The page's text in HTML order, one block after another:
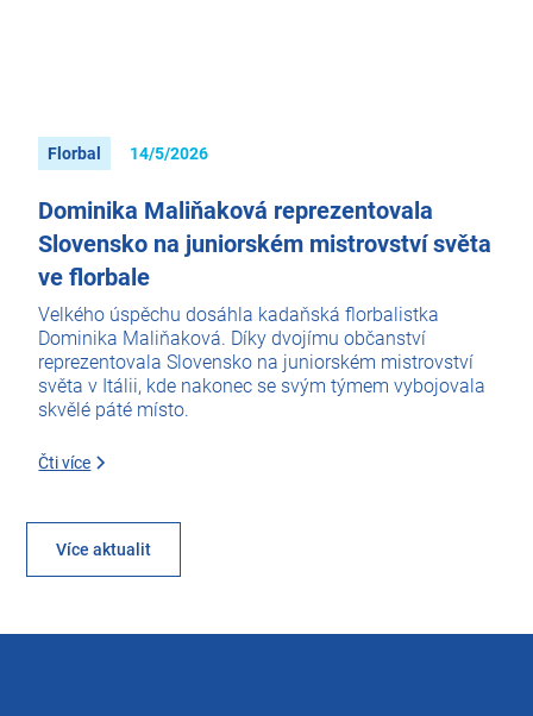
Florbal 14/5/2026
Dominika Maliňaková reprezentovala
Slovensko na juniorském mistrovství světa
ve florbale
Velkého úspěchu dosáhla kadaňská florbalistka
Dominika Maliňaková. Díky dvojímu občanství
reprezentovala Slovensko na juniorském mistrovství
světa v Itálii, kde nakonec se svým týmem vybojovala
skvělé páté místo.
Čti více
Více aktualit